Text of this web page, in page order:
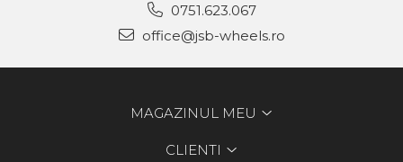
0751.623.067
office@jsb-wheels.ro
MAGAZINUL MEU
CLIENTI